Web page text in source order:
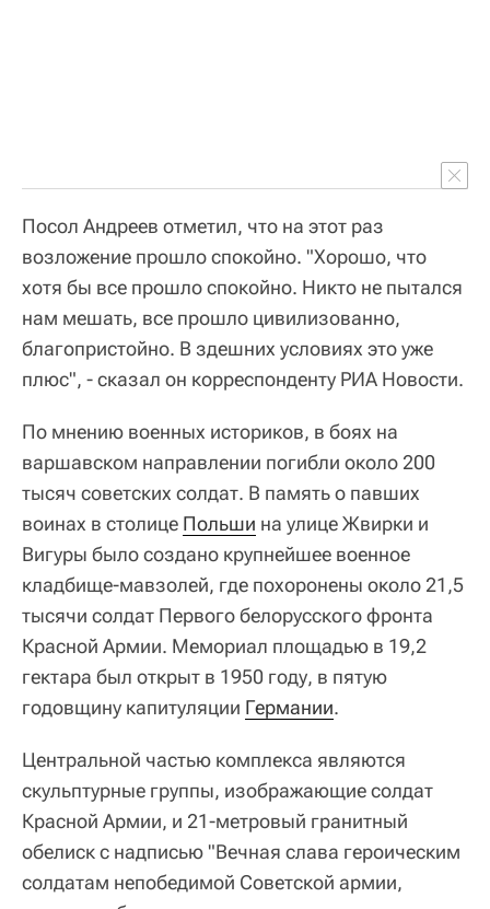
Посол Андреев отметил, что на этот раз
возложение прошло спокойно. "Хорошо, что
хотя бы все прошло спокойно. Никто не пытался
нам мешать, все прошло цивилизованно,
благопристойно. В здешних условиях это уже
плюс", - сказал он корреспонденту РИА Новости.
По мнению военных историков, в боях на
варшавском направлении погибли около 200
тысяч советских солдат. В память о павших
воинах в столице Польши на улице Жвирки и
Вигуры было создано крупнейшее военное
кладбище-мавзолей, где похоронены около 21,5
тысячи солдат Первого белорусского фронта
Красной Армии. Мемориал площадью в 19,2
гектара был открыт в 1950 году, в пятую
годовщину капитуляции Германии.
Центральной частью комплекса являются
скульптурные группы, изображающие солдат
Красной Армии, и 21-метровый гранитный
обелиск с надписью "Вечная слава героическим
солдатам непобедимой Советской армии,